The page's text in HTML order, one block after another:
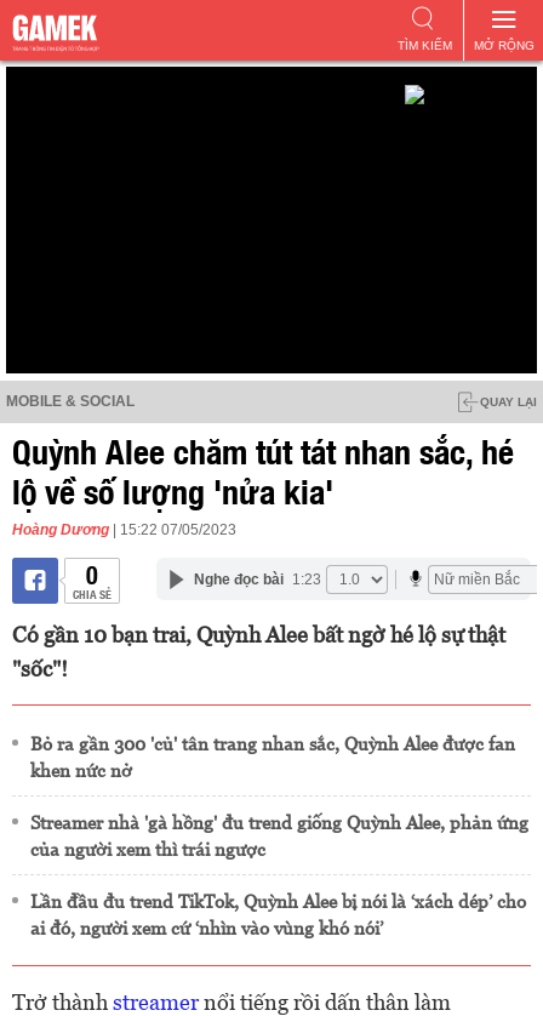
MỞ RỘNG
TÌM KIẾM
MOBILE & SOCIAL QUAY LẠI
Quỳnh Alee chăm tút tát nhan sắc, hé
lộ về số lượng 'nửa kia'
Hoàng Dương | 15:22 07/05/2023
0
CHIA SẺ
Nghe đọc bài 1:23
Có gần 10 bạn trai, Quỳnh Alee bất ngờ hé lộ sự thật
"sốc"!
Bỏ ra gần 300 'củ' tân trang nhan sắc, Quỳnh Alee được fan
khen nức nở
Streamer nhà 'gà hồng' đu trend giống Quỳnh Alee, phản ứng
của người xem thì trái ngược
Lần đầu đu trend TikTok, Quỳnh Alee bị nói là ‘xách dép’ cho
ai đó, người xem cứ ‘nhìn vào vùng khó nói’
Trở thànhstreamernổi tiếng rồi dấn thân làm